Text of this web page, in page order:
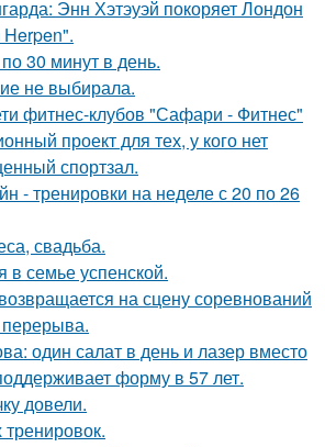
Энн Хэтэуэй покоряет Лондон
Herpen".
30 минут в день.
не выбирала.
фитнес-клубов "Сафари - Фитнес"
проект для тех, у кого нет
спортзал.
- тренировки на неделе с 20 по 26
свадьба.
в семье успенской.
на сцену соревнований
перерыва.
один салат в день и лазер вместо
форму в 57 лет.
довели.